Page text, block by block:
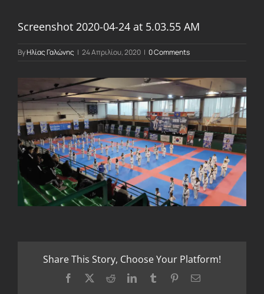
Screenshot 2020-04-24 at 5.03.55 AM
ByΗλίας Γαλώνης | 24 Απριλίου, 2020 | 0 Comments
Share This Story, Choose Your Platform!
Facebook RedditLinkedInTumblr PinterestEmail